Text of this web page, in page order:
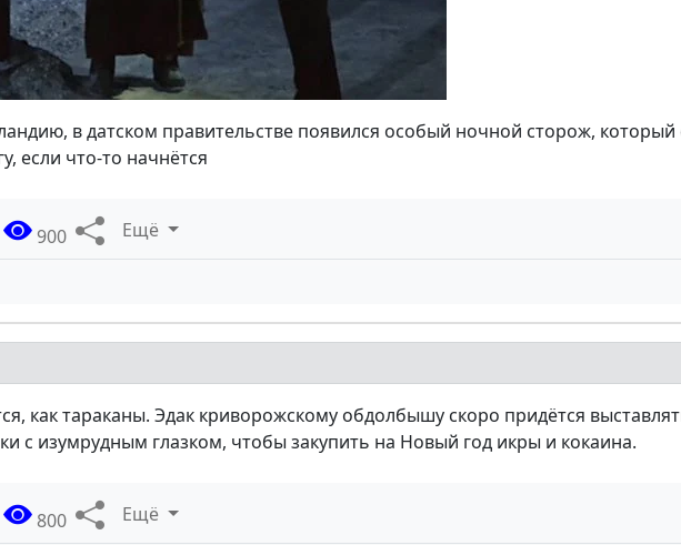
в датском правительстве появился особый ночной сторож, который
если что-то начнётся
900 Ещё
как тараканы. Эдак криворожскому обдолбышу скоро придётся
с изумрудным глазком, чтобы закупить на Новый год икры и кокаина.
800 Ещё